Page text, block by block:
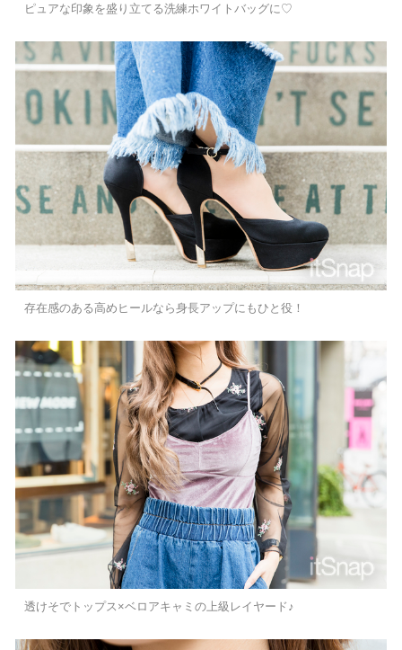
ピュアな印象を盛り立てる洗練ホワイトバッグに♡
存在感のある高めヒールなら身長アップにもひと役！
透けそでトップス×ベロアキャミの上級レイヤード♪